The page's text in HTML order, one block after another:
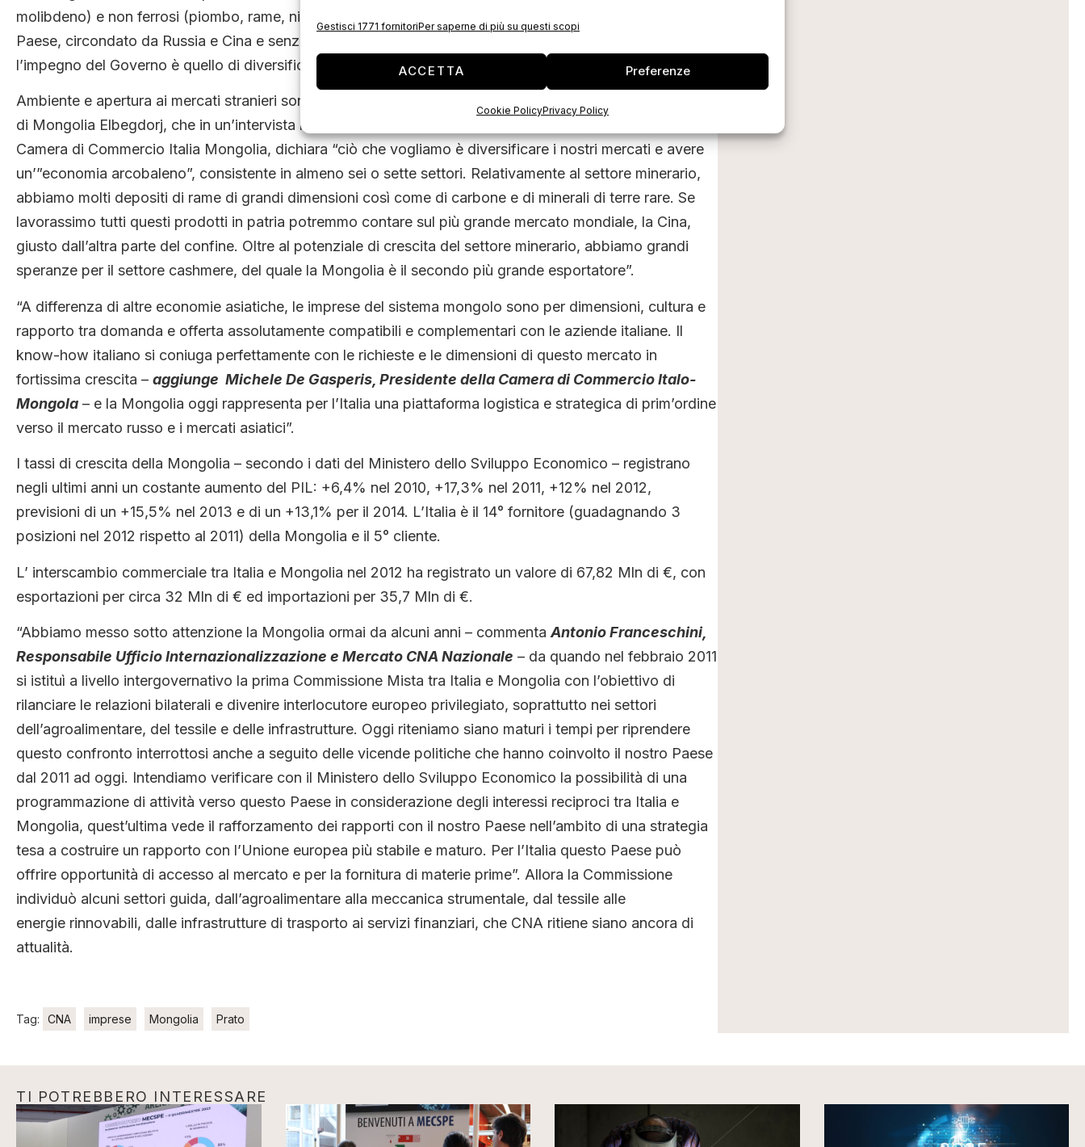
Gestisci 1771 fornitoriPer saperne di più su questi scopi
ACCETTA Preferenze
Cookie PolicyPrivacy Policy
molibdeno) e non ferrosi (piombo, rame, nichel, alluminio, stagno e bismuto). L’economia di questo
Paese, circondato da Russia e Cina e senza accessi al mare è basata sul comparto minerario, ma
l’impegno del Governo è quello di diversificare.
Ambiente e apertura ai mercati stranieri sono tra gli obiettivi principali per il Presidente della Repubblica
di Mongolia Elbegdorj, che in un’intervista rilasciata di recente all’Oxford Business Group e raccolta dalla
Camera di Commercio Italia Mongolia, dichiara “ciò che vogliamo è diversificare i nostri mercati e avere
un’”economia arcobaleno”, consistente in almeno sei o sette settori. Relativamente al settore minerario,
abbiamo molti depositi di rame di grandi dimensioni così come di carbone e di minerali di terre rare. Se
lavorassimo tutti questi prodotti in patria potremmo contare sul più grande mercato mondiale, la Cina,
giusto dall’altra parte del confine. Oltre al potenziale di crescita del settore minerario, abbiamo grandi
speranze per il settore cashmere, del quale la Mongolia è il secondo più grande esportatore”.
“A differenza di altre economie asiatiche, le imprese del sistema mongolo sono per dimensioni, cultura e
rapporto tra domanda e offerta assolutamente compatibili e complementari con le aziende italiane. Il
know-how italiano si coniuga perfettamente con le richieste e le dimensioni di questo mercato in
fortissima crescita – aggiunge Michele De Gasperis, Presidente della Camera di Commercio Italo-
Mongola – e la Mongolia oggi rappresenta per l’Italia una piattaforma logistica e strategica di prim’ordine
verso il mercato russo e i mercati asiatici”.
I tassi di crescita della Mongolia – secondo i dati del Ministero dello Sviluppo Economico – registrano
negli ultimi anni un costante aumento del PIL: +6,4% nel 2010, +17,3% nel 2011, +12% nel 2012,
previsioni di un +15,5% nel 2013 e di un +13,1% per il 2014. L’Italia è il 14° fornitore (guadagnando 3
posizioni nel 2012 rispetto al 2011) della Mongolia e il 5° cliente.
L’ interscambio commerciale tra Italia e Mongolia nel 2012 ha registrato un valore di 67,82 Mln di €, con
esportazioni per circa 32 Mln di € ed importazioni per 35,7 Mln di €.
“Abbiamo messo sotto attenzione la Mongolia ormai da alcuni anni – commenta Antonio Franceschini,
Responsabile Ufficio Internazionalizzazione e Mercato CNA Nazionale – da quando nel febbraio 2011
si istituì a livello intergovernativo la prima Commissione Mista tra Italia e Mongolia con l’obiettivo di
rilanciare le relazioni bilaterali e divenire interlocutore europeo privilegiato, soprattutto nei settori
dell’agroalimentare, del tessile e delle infrastrutture. Oggi riteniamo siano maturi i tempi per riprendere
questo confronto interrottosi anche a seguito delle vicende politiche che hanno coinvolto il nostro Paese
dal 2011 ad oggi. Intendiamo verificare con il Ministero dello Sviluppo Economico la possibilità di una
programmazione di attività verso questo Paese in considerazione degli interessi reciproci tra Italia e
Mongolia, quest’ultima vede il rafforzamento dei rapporti con il nostro Paese nell’ambito di una strategia
tesa a costruire un rapporto con l’Unione europea più stabile e maturo. Per l’Italia questo Paese può
offrire opportunità di accesso al mercato e per la fornitura di materie prime”. Allora la Commissione
individuò alcuni settori guida, dall’agroalimentare alla meccanica strumentale, dal tessile alle
energie rinnovabili, dalle infrastrutture di trasporto ai servizi finanziari, che CNA ritiene siano ancora di
attualità.
Tag: CNA imprese Mongolia Prato
TI POTREBBERO INTERESSARE